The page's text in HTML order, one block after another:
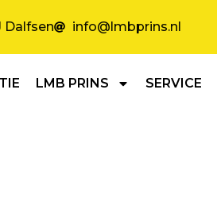
Dalfsen info@lmbprins.nl
LMB PRINS SERVICE